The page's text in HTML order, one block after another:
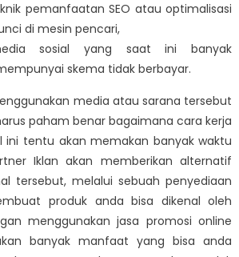
pemanfaatan SEO atau optimalisasi
di mesin pencari,
sosial yang saat ini banyak
skema tidak berbayar.
media atau sarana tersebut
paham benar bagaimana cara kerja
ini tentu akan memakan banyak waktu
Iklan akan memberikan alternatif
tersebut, melalui sebuah penyediaan
produk anda bisa dikenal oleh
menggunakan jasa promosi online
banyak manfaat yang bisa anda